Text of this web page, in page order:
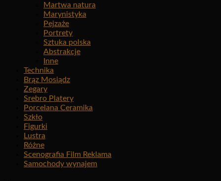
Martwa natura
Marynistyka
Pejzaże
Portrety
Sztuka polska
Abstrakcje
Inne
Technika
Brąz Mosiądz
Zegary
Srebro Platery
Porcelana Ceramika
Szkło
Figurki
Lustra
Różne
Scenografia Film Reklama
Samochody wynajem